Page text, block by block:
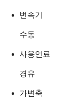
변속기
수동
사용연료
경유
가변축